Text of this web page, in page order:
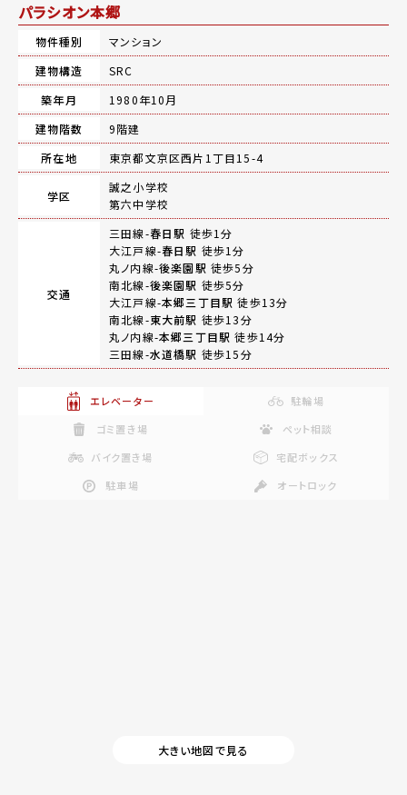
パラシオン本郷
物件種別
マンション
建物構造
SRC
築年月
1980年10月
建物階数
9階建
所在地
東京都文京区西片1丁目15-4
学区
誠之小学校
第六中学校
交通
三田線-春日駅 徒歩1分
大江戸線-春日駅 徒歩1分
丸ノ内線-後楽園駅 徒歩5分
南北線-後楽園駅 徒歩5分
大江戸線-本郷三丁目駅 徒歩13分
南北線-東大前駅 徒歩13分
丸ノ内線-本郷三丁目駅 徒歩14分
三田線-水道橋駅 徒歩15分
エレベーター
駐輪場
ゴミ置き場
ペット相談
バイク置き場
宅配ボックス
駐車場
オートロック
大きい地図で見る